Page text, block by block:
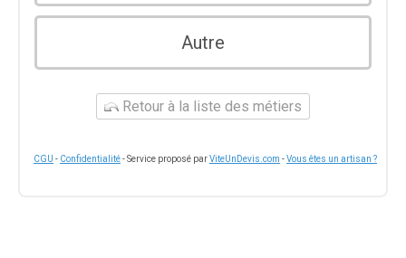
Autre
Retour à la liste des métiers
CGU - Confidentialité- Service proposé parViteUnDevis.com -Vous êtes un artisan ?